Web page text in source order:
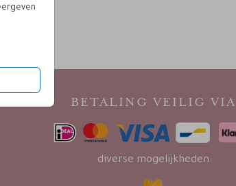
BETALING VEILIG VIA
diverse mogelijkheden